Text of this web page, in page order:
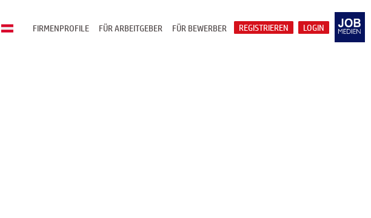
LOGIN
REGISTRIEREN
FÜR BEWERBER
FÜR ARBEITGEBER
FIRMENPROFILE